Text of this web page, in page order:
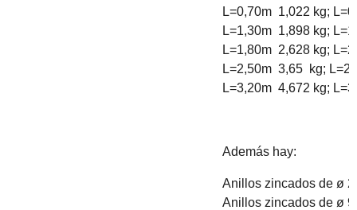
L=0,70m 1,022 kg;
L=1,30m 1,898 kg;
L=1,80m 2,628 kg;
L=2,50m 3,65 kg;
L=3,20m 4,672 kg;
Además hay:
Anillos zincados de ø
Anillos zincados de ø